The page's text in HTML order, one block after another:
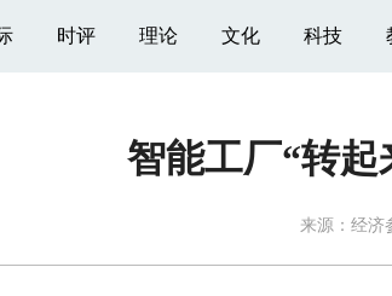
时评 理论 文化 科技
智能工厂“转起
来源： 经济